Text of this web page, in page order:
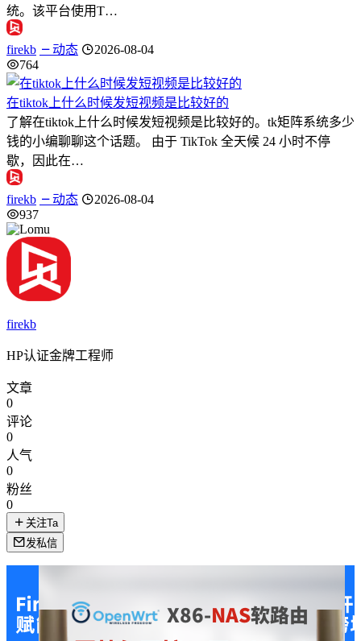
统。该平台使用T…
firekb 动态
2026-08-04
764
在tiktok上什么时候发短视频是比较好的
了解在tiktok上什么时候发短视频是比较好的。tk矩阵系统多少
钱的小编聊聊这个话题。 由于 TikTok 全天候 24 小时不停
歇，因此在…
firekb 动态
2026-08-04
937
firekb
HP认证金牌工程师
文章
0
评论
0
人气
0
粉丝
0
关注Ta
发私信